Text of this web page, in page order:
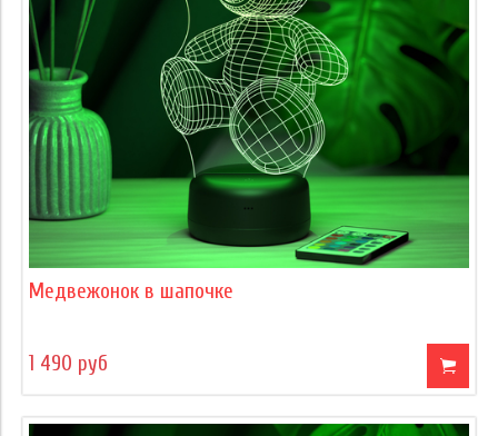
Медвежонок в шапочке
1 490 руб